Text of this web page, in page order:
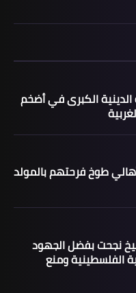
الدينية الكبرى في أضخم
طوخ فرحتهم بالمولد
نجحت بفضل الجهود
الفلسطينية ومنع